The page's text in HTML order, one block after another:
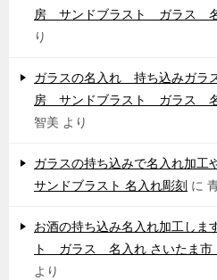
房 サンドブラスト ガラス
り
ガラスの名入れ 持ち込みガラ
房 サンドブラスト ガラス
智美 より
ガラスの持ち込みで名入れ加
サンドブラスト 名入れ彫刻 に
お酒の持ち込み名入れ加工し
ト ガラス 名入れ さいたま
より